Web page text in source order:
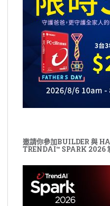
邀請你參加BUILDER 與
TRENDAI™ SPARK 2026